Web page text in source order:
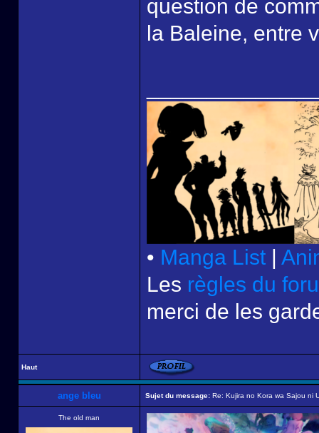
question de
la Baleine, entre
• Manga List |
Les règles du
merci de les
Haut
ange bleu Sujet du message: Re: Kujira no Kora wa Sajou ni
The old man